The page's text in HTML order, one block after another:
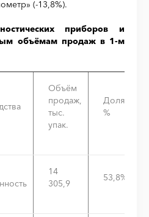
(-13,8%).
приборов и
объёмам продаж в 1-м
Объём
продаж,
тыс.
упак.
Доля,
%
14
305,9
53,8%